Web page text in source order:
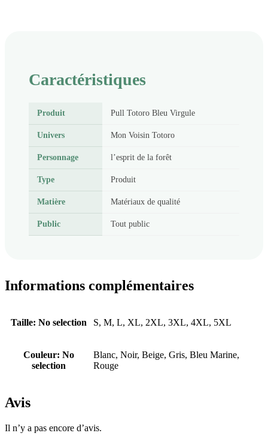
Caractéristiques
Produit Pull Totoro Bleu Virgule
Univers Mon Voisin Totoro
Personnage l’esprit de la forêt
Type Produit
Matière Matériaux de qualité
Public Tout public
Informations complémentaires
Taille: No selection S, M, L, XL, 2XL, 3XL, 4XL, 5XL
Couleur: No
selection
Blanc, Noir, Beige, Gris, Bleu Marine,
Rouge
Avis
Il n’y a pas encore d’avis.